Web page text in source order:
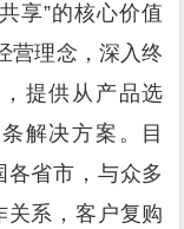
”的核心价值
营理念，深入终
提供从产品选
解决方案。目
省市，与众多
系，客户复购